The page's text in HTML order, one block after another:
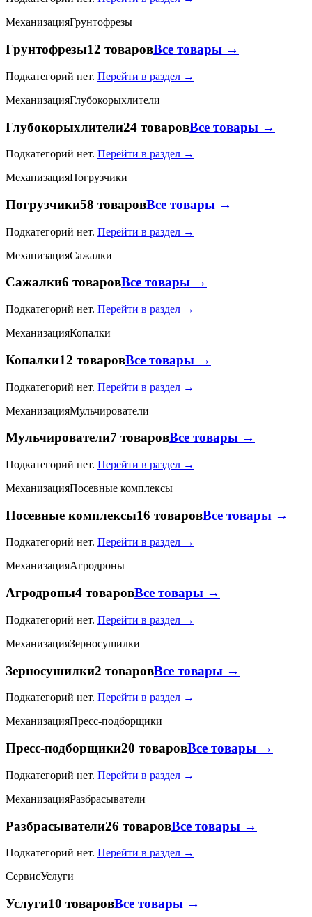
МеханизацияГрунтофрезы
Грунтофрезы12 товаровВсе товары →
Подкатегорий нет. Перейти в раздел →
МеханизацияГлубокорыхлители
Глубокорыхлители24 товаровВсе товары →
Подкатегорий нет. Перейти в раздел →
МеханизацияПогрузчики
Погрузчики58 товаровВсе товары →
Подкатегорий нет. Перейти в раздел →
МеханизацияСажалки
Сажалки6 товаровВсе товары →
Подкатегорий нет. Перейти в раздел →
МеханизацияКопалки
Копалки12 товаровВсе товары →
Подкатегорий нет. Перейти в раздел →
МеханизацияМульчирователи
Мульчирователи7 товаровВсе товары →
Подкатегорий нет. Перейти в раздел →
МеханизацияПосевные комплексы
Посевные комплексы16 товаровВсе товары →
Подкатегорий нет. Перейти в раздел →
МеханизацияАгродроны
Агродроны4 товаровВсе товары →
Подкатегорий нет. Перейти в раздел →
МеханизацияЗерносушилки
Зерносушилки2 товаровВсе товары →
Подкатегорий нет. Перейти в раздел →
МеханизацияПресс-подборщики
Пресс-подборщики20 товаровВсе товары →
Подкатегорий нет. Перейти в раздел →
МеханизацияРазбрасыватели
Разбрасыватели26 товаровВсе товары →
Подкатегорий нет. Перейти в раздел →
СервисУслуги
Услуги10 товаровВсе товары →